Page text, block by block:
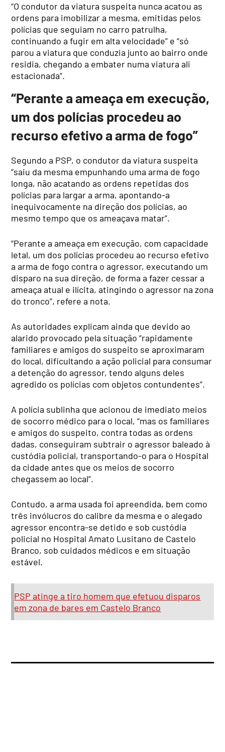
“O condutor da viatura suspeita nunca acatou as
ordens para imobilizar a mesma, emitidas pelos
polícias que seguiam no carro patrulha,
continuando a fugir em alta velocidade” e “só
parou a viatura que conduzia junto ao bairro onde
residia, chegando a embater numa viatura ali
estacionada”.
“Perante a ameaça em execução,
um dos polícias procedeu ao
recurso efetivo a arma de fogo”
Segundo a PSP, o condutor da viatura suspeita
“saiu da mesma empunhando uma arma de fogo
longa, não acatando as ordens repetidas dos
polícias para largar a arma, apontando-a
inequivocamente na direção dos polícias, ao
mesmo tempo que os ameaçava matar”.
“Perante a ameaça em execução, com capacidade
letal, um dos polícias procedeu ao recurso efetivo
a arma de fogo contra o agressor, executando um
disparo na sua direção, de forma a fazer cessar a
ameaça atual e ilícita, atingindo o agressor na zona
do tronco”, refere a nota.
As autoridades explicam ainda que devido ao
alarido provocado pela situação “rapidamente
familiares e amigos do suspeito se aproximaram
do local, dificultando a ação policial para consumar
a detenção do agressor, tendo alguns deles
agredido os polícias com objetos contundentes”.
A polícia sublinha que acionou de imediato meios
de socorro médico para o local, “mas os familiares
e amigos do suspeito, contra todas as ordens
dadas, conseguiram subtrair o agressor baleado à
custódia policial, transportando-o para o Hospital
da cidade antes que os meios de socorro
chegassem ao local”.
Contudo, a arma usada foi apreendida, bem como
três invólucros do calibre da mesma e o alegado
agressor encontra-se detido e sob custódia
policial no Hospital Amato Lusitano de Castelo
Branco, sob cuidados médicos e em situação
estável.
PSP atinge a tiro homem que efetuou disparos
em zona de bares em Castelo Branco